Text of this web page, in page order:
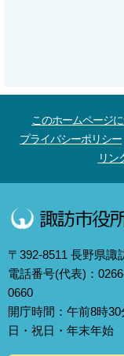
このホームページ
プライバシーポリシー
リン
〒392-8511 長野県諏
電話番号(代表)：
0660
開庁時間：午前8時
日・祝日・年末年始